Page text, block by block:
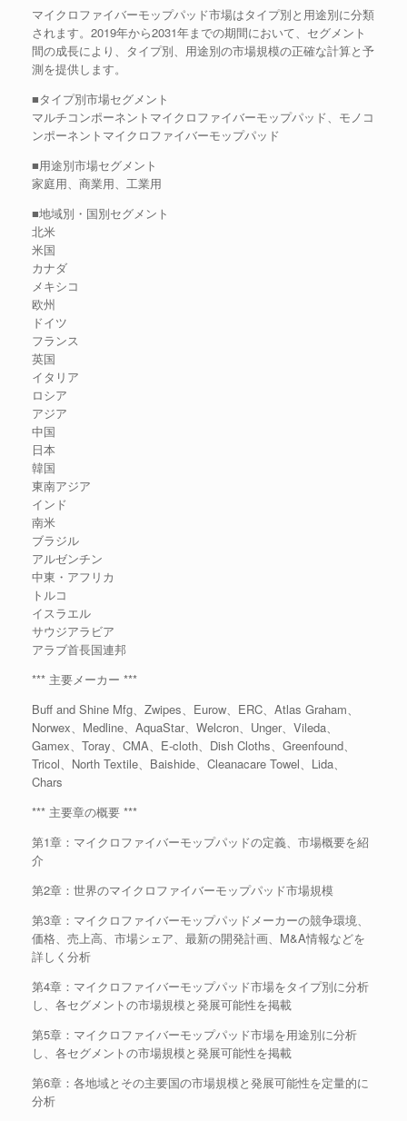
マイクロファイバーモップパッド市場はタイプ別と用途別に分類
されます。2019年から2031年までの期間において、セグメント
間の成長により、タイプ別、用途別の市場規模の正確な計算と予
測を提供します。
■タイプ別市場セグメント
マルチコンポーネントマイクロファイバーモップパッド、モノコ
ンポーネントマイクロファイバーモップパッド
■用途別市場セグメント
家庭用、商業用、工業用
■地域別・国別セグメント
北米
米国
カナダ
メキシコ
欧州
ドイツ
フランス
英国
イタリア
ロシア
アジア
中国
日本
韓国
東南アジア
インド
南米
ブラジル
アルゼンチン
中東・アフリカ
トルコ
イスラエル
サウジアラビア
アラブ首長国連邦
*** 主要メーカー ***
Buff and Shine Mfg、Zwipes、Eurow、ERC、Atlas Graham、
Norwex、Medline、AquaStar、Welcron、Unger、Vileda、
Gamex、Toray、CMA、E-cloth、Dish Cloths、Greenfound、
Tricol、North Textile、Baishide、Cleanacare Towel、Lida、
Chars
*** 主要章の概要 ***
第1章：マイクロファイバーモップパッドの定義、市場概要を紹
介
第2章：世界のマイクロファイバーモップパッド市場規模
第3章：マイクロファイバーモップパッドメーカーの競争環境、
価格、売上高、市場シェア、最新の開発計画、M&A情報などを
詳しく分析
第4章：マイクロファイバーモップパッド市場をタイプ別に分析
し、各セグメントの市場規模と発展可能性を掲載
第5章：マイクロファイバーモップパッド市場を用途別に分析
し、各セグメントの市場規模と発展可能性を掲載
第6章：各地域とその主要国の市場規模と発展可能性を定量的に
分析